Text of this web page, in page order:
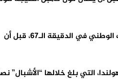
وخلال الشوط الثاني، تمكن ياسر الزابيري من إحراز الهدف الثاني للمنتخب الوطني في الدقيقة الـ67، قبل أن
هذا الإنجاز هو الثاني من نوعه في هذه الفئة، بعد نسخة 2005 بهولندا، التي بلغ خلالها